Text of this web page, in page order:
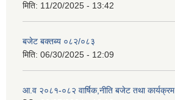
मिति: 11/20/2025 - 13:42
बजेट बक्तब्य ०८२/०८३
मिति: 06/30/2025 - 12:09
आ.व २०८१-०८२ वार्षिक,नीति बजेट तथा कार्यक्रम